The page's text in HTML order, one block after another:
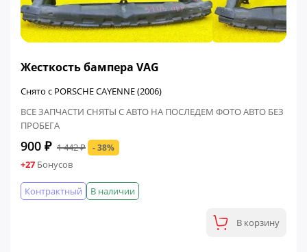
Жесткость бампера VAG
Снято с PORSCHE CAYENNE (2006)
ВСЕ ЗАПЧАСТИ СНЯТЫ С АВТО НА ПОСЛЕДЕМ ФОТО АВТО БЕЗ
ПРОБЕГА
900 ₽ 1 442 ₽ - 38%
+27 Бонусов
В наличии
Контрактный
В корзину